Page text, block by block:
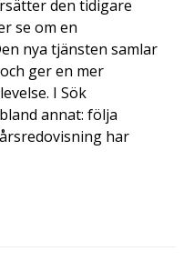
den tidigare
se om en
nya tjänsten samlar
ger en mer
I Sök
annat: följa
har